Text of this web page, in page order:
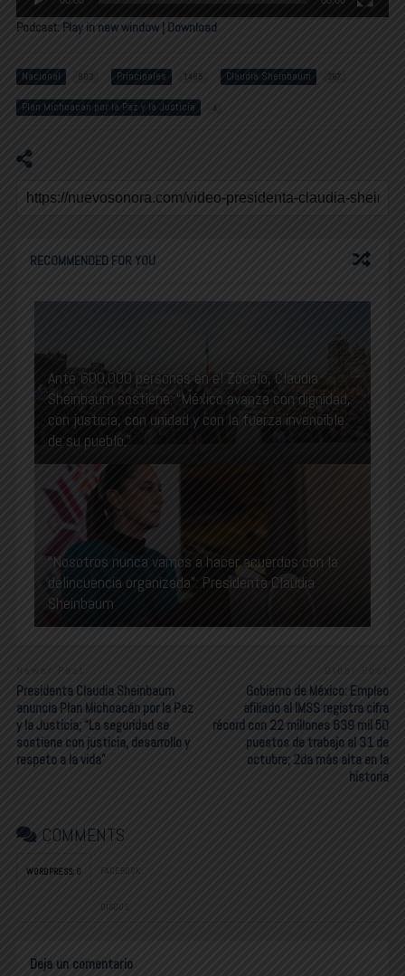
Podcast: Play in new window| Download
Nacional 803 Principales 1485 Claudia Sheinbaum 267
Plan Michoacán por la Paz y la Justicia 4
RECOMMENDED FOR YOU
Ante 600,000 personas en el Zócalo, Claudia
Sheinbaum sostiene: “México avanza con dignidad,
con justicia, con unidad y con la fuerza invencible
de su pueblo.”
“Nosotros nunca vamos a hacer acuerdos con la
delincuencia organizada”: Presidenta Claudia
Sheinbaum
Newer Post
Presidenta Claudia Sheinbaum
anuncia Plan Michoacán por la Paz
y la Justicia; “La seguridad se
sostiene con justicia, desarrollo y
respeto a la vida”
Older Post
Gobierno de México: Empleo
afiliado al IMSS registra cifra
récord con 22 millones 639 mil 50
puestos de trabajo al 31 de
octubre; 2da más alta en la
historia
COMMENTS
WORDPRESS: 0 FACEBOOK:
DISQUS:
Deja un comentario